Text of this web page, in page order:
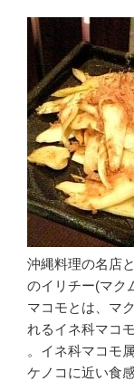
沖縄料理の名店
のイリチー(マク
マコモとは、マ
れるイネ科マコ
。イネ科マコモ
ケノコに近い食感